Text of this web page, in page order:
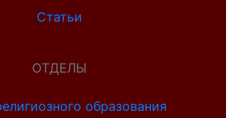
Статьи
ОТДЕЛЫ
образования